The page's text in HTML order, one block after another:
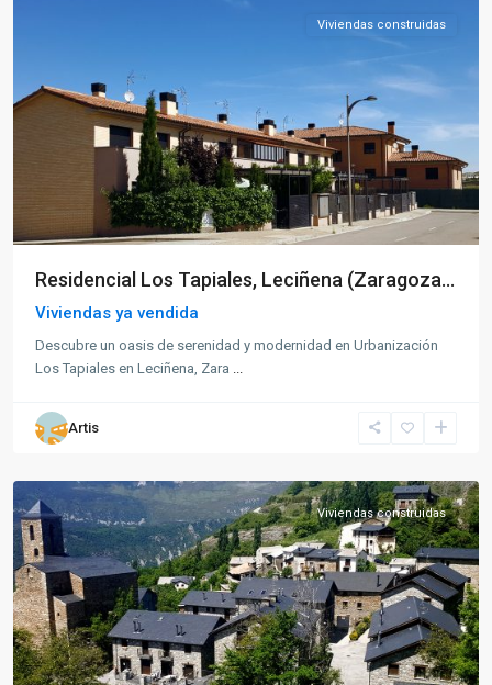
Viviendas construidas
Residencial Los Tapiales, Leciñena (Zaragoza...
Viviendas ya vendida
Descubre un oasis de serenidad y modernidad en Urbanización
Los Tapiales en Leciñena, Zara ...
Artis
Viviendas construidas